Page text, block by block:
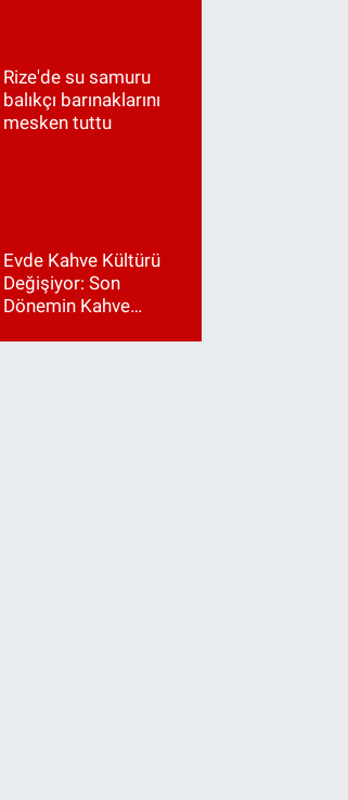
Rize'de su samuru
balıkçı barınaklarını
mesken tuttu
Evde Kahve Kültürü
Değişiyor: Son
Dönemin Kahve